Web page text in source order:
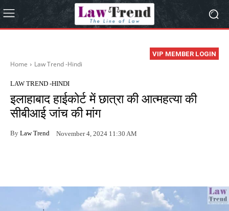
VIP MEMBER LOGIN
Home Law Trend -Hindi
LAW TREND -HINDI
इलाहाबाद हाईकोर्ट में छात्रा की आत्महत्या की
सीबीआई जांच की मांग
By Law Trend November 4, 2024 11:30 AM